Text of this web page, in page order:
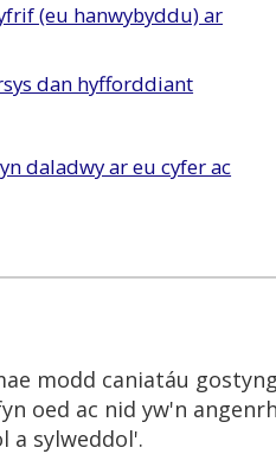
(eu hanwybyddu) ar
dan hyfforddiant
daladwy ar eu cyfer ac
modd caniatáu
oed ac nid yw'n
a sylweddol'.